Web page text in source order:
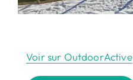
Voir sur OutdoorActive